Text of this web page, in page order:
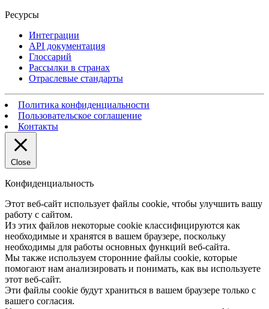
Ресурсы
Интеграции
API документация
Глоссарий
Рассылки в странах
Отраслевые стандарты
Политика конфиденциальности
Пользовательское соглашение
Контакты
Close
Конфиденциальность
Этот веб-сайт использует файлы cookie, чтобы улучшить вашу
работу с сайтом.
Из этих файлов некоторые cookie классифицируются как
необходимые и хранятся в вашем браузере, поскольку
необходимы для работы основных функций веб-сайта.
Мы также используем сторонние файлы cookie, которые
помогают нам анализировать и понимать, как вы используете
этот веб-сайт.
Эти файлы cookie будут храниться в вашем браузере только с
вашего согласия.